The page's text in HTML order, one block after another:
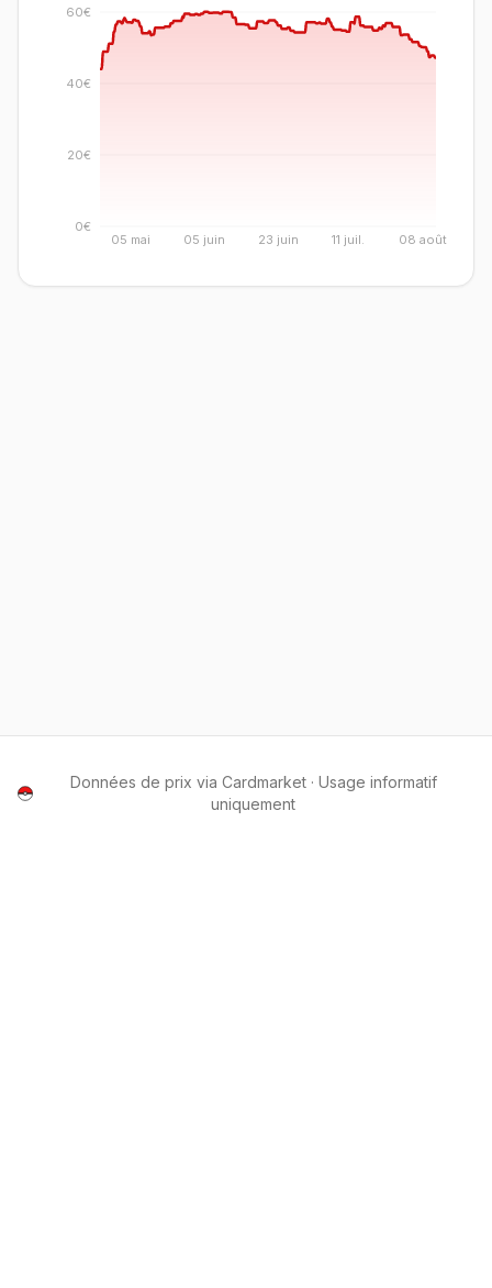
05 mai 05 juin 23 juin 11 juil. 08 août
0€
20€
40€
60€
Données de prix via Cardmarket · Usage informatif
uniquement